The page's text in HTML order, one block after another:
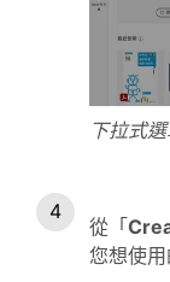
下拉式
從「
您想使用